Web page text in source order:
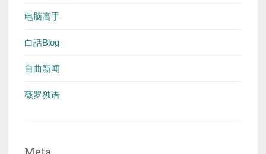
电脑高手
白話Blog
自曲新闻
薇罗独语